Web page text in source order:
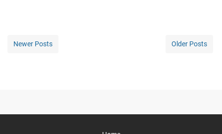
Newer Posts Older Posts